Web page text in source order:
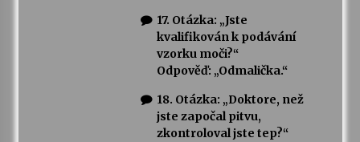
17. Otázka: „Jste
kvalifikován k podávání
vzorku moči?“
Odpověď: „Odmalička.“
18. Otázka: „Doktore, než
jste započal pitvu,
zkontroloval jste tep?“